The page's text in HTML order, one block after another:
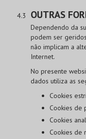
OUTRAS
Dependendo da
podem ser
não implicam a
Internet.
No presente
dados utiliza as
Cookies
Cookies de
Cookies
Cookies de